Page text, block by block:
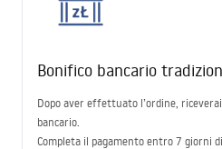
Bonifico bancario
Dopo aver effettuato l’ordine,
bancario.
Completa il pagamento entro 7 giorni